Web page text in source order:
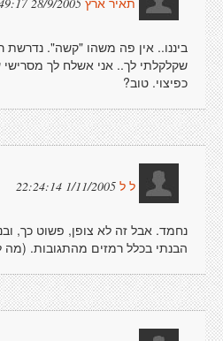
תאיר ארץ
ביננו.. אין פה משהו "קשה". נדרשת
שקלקלתי לך.. אני אשלח לך מסרישי
כפיצוי. טוב?
ל ל 1/11/2005 22:24:14
נחמד. אבל זה לא צופן, פשוט כך,
הבנתי בכלל רמזים מהתגובות.